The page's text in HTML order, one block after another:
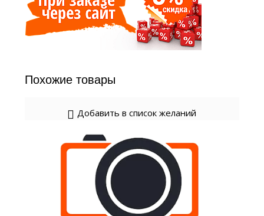
Похожие товары
Добавить в список желаний